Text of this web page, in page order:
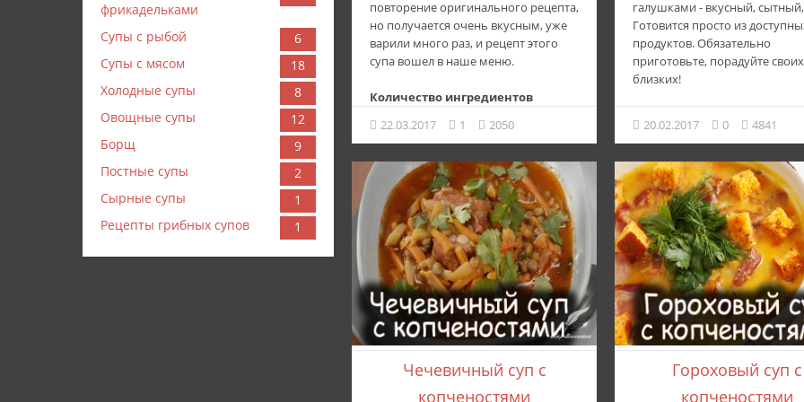
фрикадельками
Супы с рыбой
6
Супы с мясом
18
Холодные супы
8
Овощные супы
12
Борщ
9
Постные супы
2
Сырные супы
1
Рецепты грибных супов
1
повторение оригинального рецепта,
но получается очень вкусным, уже
варили много раз, и рецепт этого
супа вошел в наше меню.
Количество ингредиентов
копченостями
копченые ребра-1 кг
охотничьи колбаски-5-6 штук(у меня
чоризо)
грудинка копченая-150 гр
перловая крупа-1 стакан
морковь-1 шт
луковица крупная-1 шт
перец сладкий-1 шт
огурцы соленые(маринованные)-4-5
штук
рассол огуречный-1 ст
картофель-4 шт
аджика грузинская,острая-2 ч.л
22.03.2017 1 2050
галушками - вкусный,
Готовится просто из
продуктов. Обязательно
приготовьте, порадуйте своих
близких!
На 3-х литровую кастрюльку.
3 морковки
300 гр .фасоли
1 листик лаврового листа.
орегано,
соль,перец черный.
2 зубчика чеснока.
2 ст.ложки томатной пасты по
желанию
1 луковица
красный молотый перец.
Растительное масло.
Для галушек:
150-200 гр .муки
20.02.2017 0 4841
Чечевичный суп с
копченостями
Гороховый суп с
копченостями